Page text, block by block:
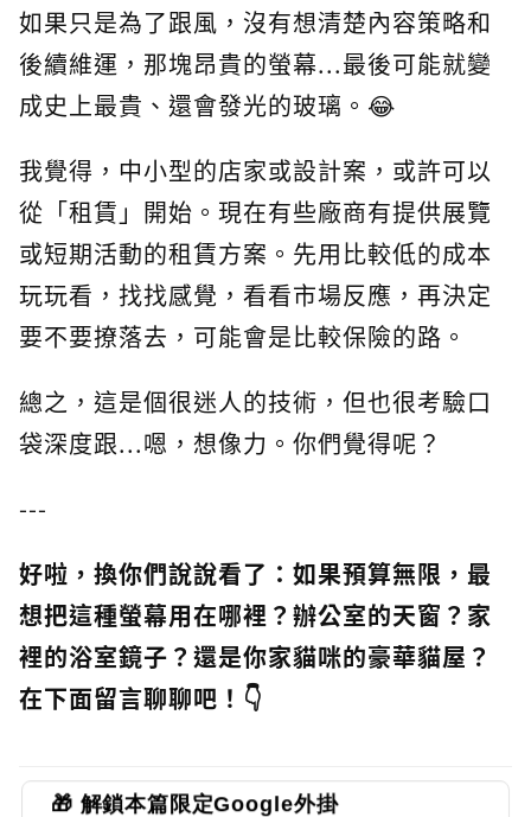
如果只是為了跟風，沒有想清楚內容策略和
後續維運，那塊昂貴的螢幕...最後可能就變
成史上最貴、還會發光的玻璃。😂
我覺得，中小型的店家或設計案，或許可以
從「租賃」開始。現在有些廠商有提供展覽
或短期活動的租賃方案。先用比較低的成本
玩玩看，找找感覺，看看市場反應，再決定
要不要撩落去，可能會是比較保險的路。
總之，這是個很迷人的技術，但也很考驗口
袋深度跟...嗯，想像力。你們覺得呢？
---
好啦，換你們說說看了：如果預算無限，最
想把這種螢幕用在哪裡？辦公室的天窗？家
裡的浴室鏡子？還是你家貓咪的豪華貓屋？
在下面留言聊聊吧！👇
🎁 解鎖本篇限定Google外掛